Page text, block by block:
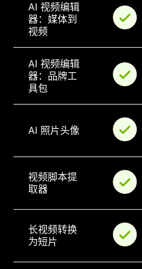
AI 视频编辑
器：媒体到
视频
AI 视频编辑
器：品牌工
具包
AI 照片头像
视频脚本提
取器
长视频转换
为短片